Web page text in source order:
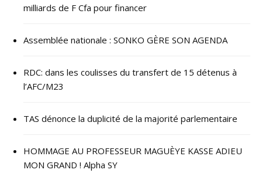
milliards de F Cfa pour financer
Assemblée nationale : SONKO GÈRE SON AGENDA
RDC: dans les coulisses du transfert de 15 détenus à
l’AFC/M23
TAS dénonce la duplicité de la majorité parlementaire
HOMMAGE AU PROFESSEUR MAGUÈYE KASSE ADIEU
MON GRAND ! Alpha SY